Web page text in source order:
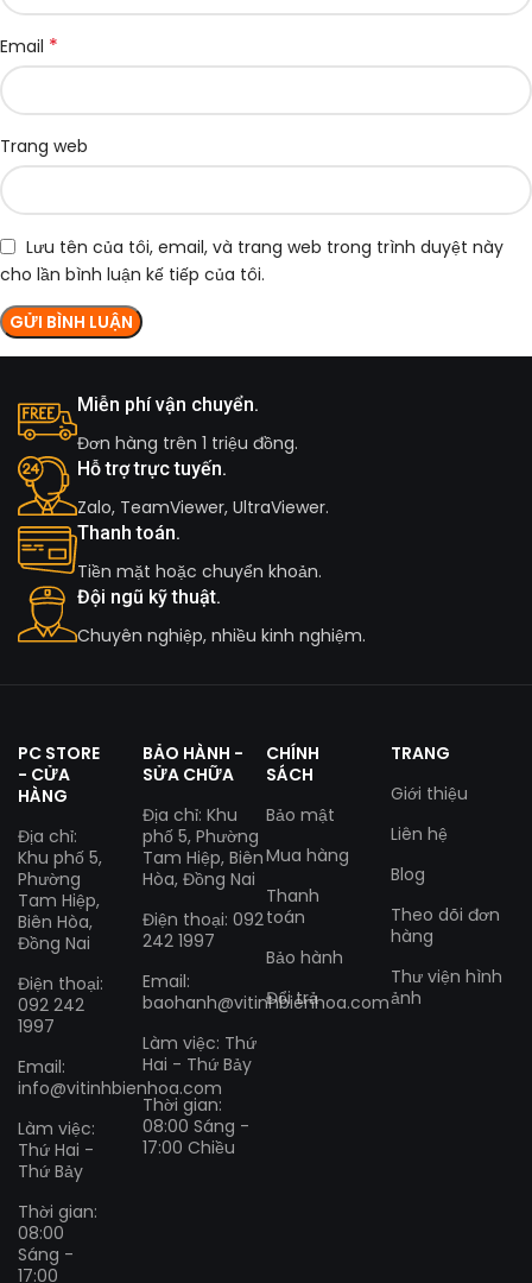
Email *
Trang web
Lưu tên của tôi, email, và trang web trong trình duyệt này
cho lần bình luận kế tiếp của tôi.
Miễn phí vận chuyển.
Đơn hàng trên 1 triệu đồng.
Hỗ trợ trực tuyến.
Zalo, TeamViewer, UltraViewer.
Thanh toán.
Tiền mặt hoặc chuyển khoản.
Đội ngũ kỹ thuật.
Chuyên nghiệp, nhiều kinh nghiệm.
PC STORE
- CỬA
HÀNG
Địa chỉ:
Khu phố 5,
Phường
Tam Hiệp,
Biên Hòa,
Đồng Nai
Điện thoại:
092 242
1997
Email:
info@vitinhbienhoa.com
Làm việc:
Thứ Hai -
Thứ Bảy
Thời gian:
08:00
Sáng -
17:00
BẢO HÀNH -
SỬA CHỮA
Địa chỉ: Khu
phố 5, Phường
Tam Hiệp, Biên
Hòa, Đồng Nai
Điện thoại: 092
242 1997
Email:
baohanh@vitinhbienhoa.com
Làm việc: Thứ
Hai - Thứ Bảy
Thời gian:
08:00 Sáng -
17:00 Chiều
CHÍNH
SÁCH
Bảo mật
Mua hàng
Thanh
toán
Bảo hành
Đổi trả
TRANG
Giới thiệu
Liên hệ
Blog
Theo dõi đơn
hàng
Thư viện hình
ảnh